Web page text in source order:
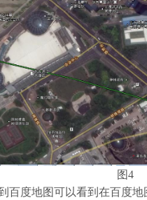
图4
度地图可以看到在百度地